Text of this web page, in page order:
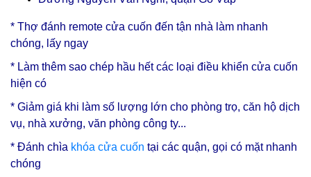
* Thợ đánh remote cửa cuốn đến tận nhà làm nhanh
chóng, lấy ngay
* Làm thêm sao chép hầu hết các loại điều khiển cửa cuốn
hiện có
* Giảm giá khi làm số lượng lớn cho phòng trọ, căn hộ dịch
vụ, nhà xưởng, văn phòng công ty...
* Đánh chìa khóa cửa cuốn tại các quận, gọi có mặt nhanh
chóng